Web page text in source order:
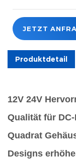
JETZT
Produktdetail
12V 24V
Qualität für
Quadrat
Designs